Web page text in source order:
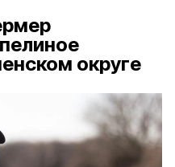
округе